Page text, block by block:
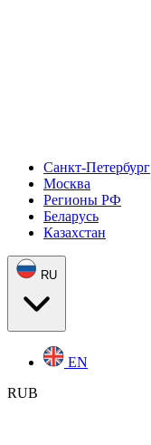
Санкт-Петербург
Москва
Регионы РФ
Беларусь
Казахстан
RU
EN
RUB